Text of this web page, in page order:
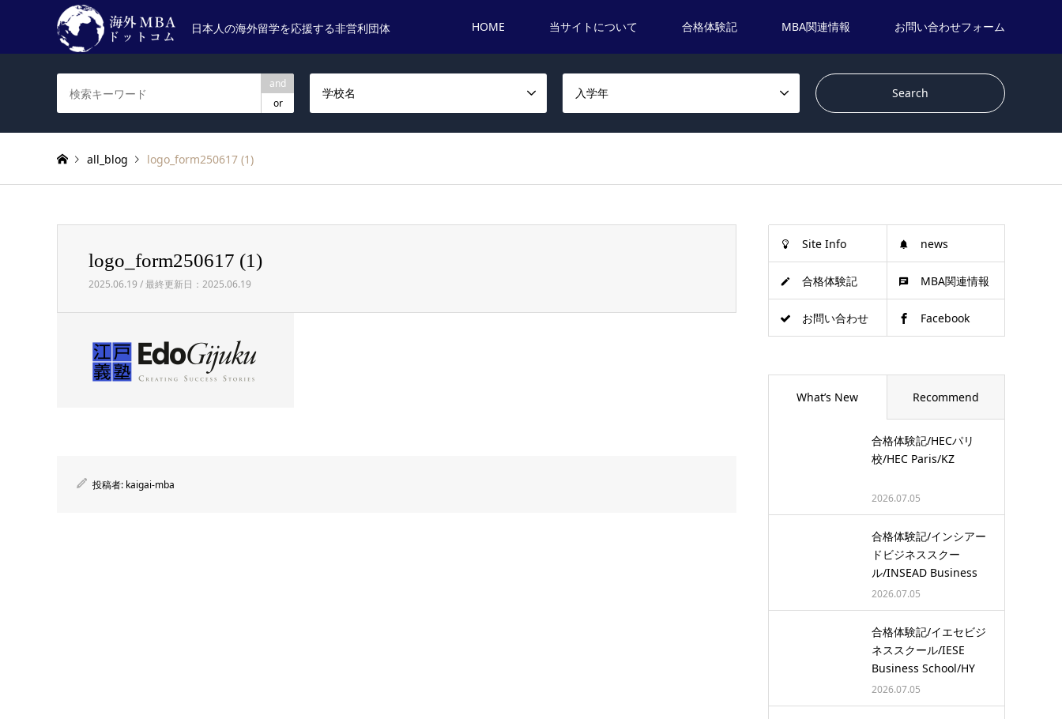
日本人の海外留学を応援する非営利団体 HOME 当サイトについて 合格体験記 MBA関連情報 お問い合わせフォーム
and
or
学校名 入学年
all_blog logo_form250617 (1)
logo_form250617 (1)
2025.06.19 / 最終更新日：2025.06.19
投稿者: kaigai-mba
Site Info news
合格体験記 MBA関連情報
お問い合わせ Facebook
What’s New Recommend
合格体験記/HECパリ
校/HEC Paris/KZ
2026.07.05
合格体験記/インシアー
ドビジネススクー
ル/INSEAD Business
School/…
2026.07.05
合格体験記/イエセビジ
ネススクール/IESE
Business School/HY
2026.07.05